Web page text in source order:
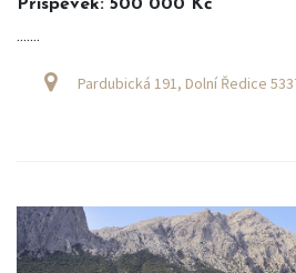
Příspěvek: 500 000 Kč
.......
Pardubická 191, Dolní Ředice